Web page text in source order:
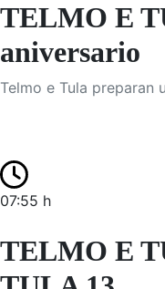
TELMO E
aniversario
Telmo e Tula preparan
07:55 h
TELMO E